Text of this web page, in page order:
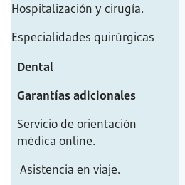
Hospitalización y cirugía.
Especialidades quirúrgicas
Dental
Garantías adicionales
Servicio de orientación
médica online.
Asistencia en viaje.